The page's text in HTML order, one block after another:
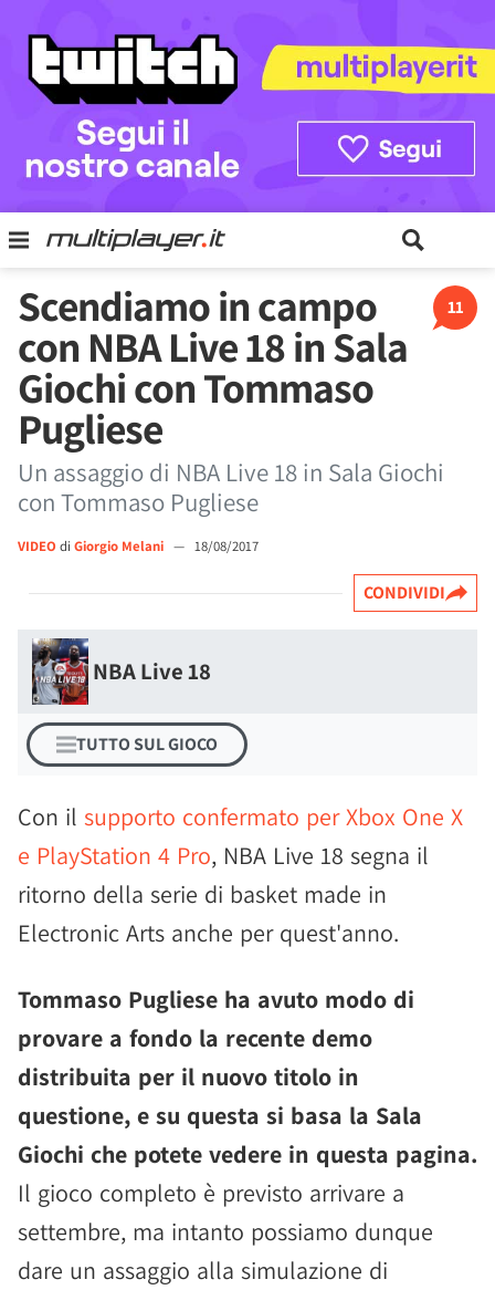
11
Scendiamo in campo
con NBA Live 18 in Sala
Giochi con Tommaso
Pugliese
Un assaggio di NBA Live 18 in Sala Giochi
con Tommaso Pugliese
VIDEO di Giorgio Melani — 18/08/2017
CONDIVIDI
NBA Live 18
TUTTO SUL GIOCO
Con il supporto confermato per Xbox One X
e PlayStation 4 Pro, NBA Live 18 segna il
ritorno della serie di basket made in
Electronic Arts anche per quest'anno.
Tommaso Pugliese ha avuto modo di
provare a fondo la recente demo
distribuita per il nuovo titolo in
questione, e su questa si basa la Sala
Giochi che potete vedere in questa pagina.
Il gioco completo è previsto arrivare a
settembre, ma intanto possiamo dunque
dare un assaggio alla simulazione di